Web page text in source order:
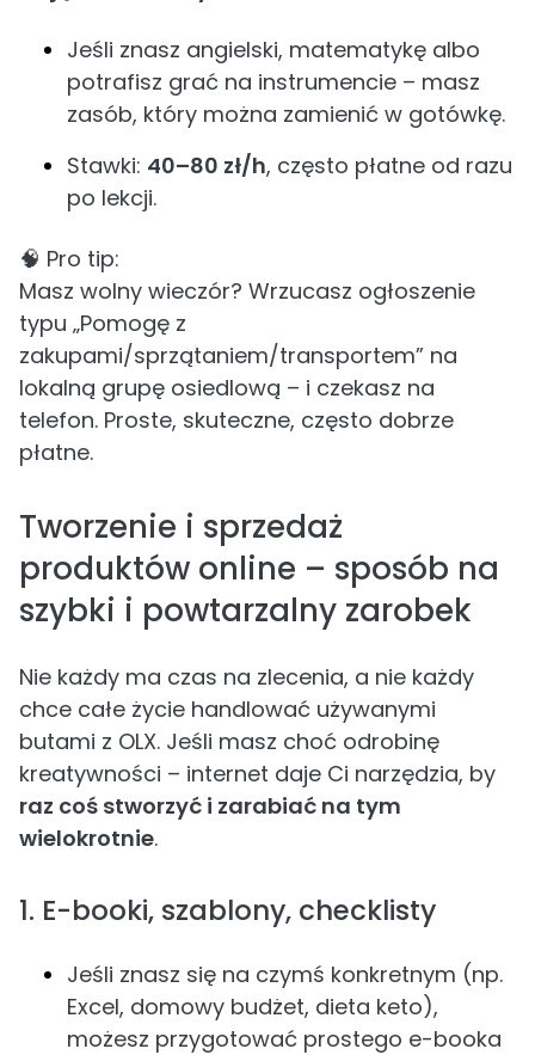
Jeśli znasz angielski, matematykę albo
potrafisz grać na instrumencie – masz
zasób, który można zamienić w gotówkę.
Stawki: 40–80 zł/h, często płatne od razu
po lekcji.
🧠 Pro tip:
Masz wolny wieczór? Wrzucasz ogłoszenie
typu „Pomogę z
zakupami/sprzątaniem/transportem” na
lokalną grupę osiedlową – i czekasz na
telefon. Proste, skuteczne, często dobrze
płatne.
Tworzenie i sprzedaż
produktów online – sposób na
szybki i powtarzalny zarobek
Nie każdy ma czas na zlecenia, a nie każdy
chce całe życie handlować używanymi
butami z OLX. Jeśli masz choć odrobinę
kreatywności – internet daje Ci narzędzia, by
raz coś stworzyć i zarabiać na tym
wielokrotnie.
1. E-booki, szablony, checklisty
Jeśli znasz się na czymś konkretnym (np.
Excel, domowy budżet, dieta keto),
możesz przygotować prostego e-booka